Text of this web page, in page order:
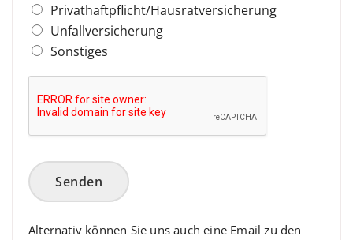
Privathaftpflicht/Hausratversicherung
Unfallversicherung
Sonstiges
Senden
Alternativ können Sie uns auch eine Email zu den